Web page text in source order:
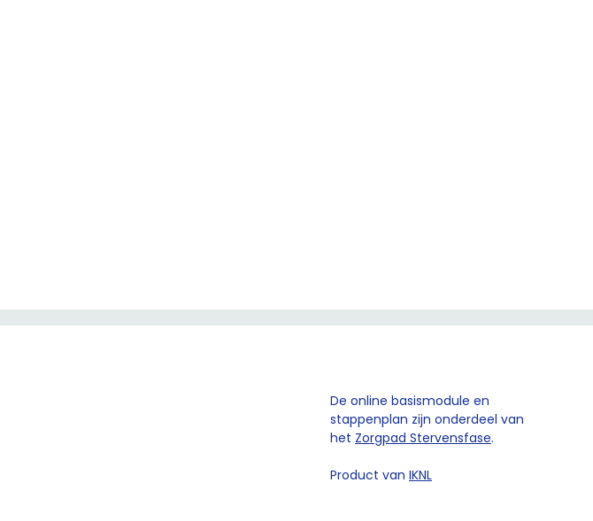
De online basismodule en
stappenplan zijn onderdeel van
het Zorgpad Stervensfase.
Product van IKNL